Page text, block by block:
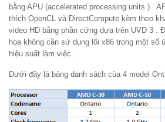
bằng APU (accelerated processing units ) .
thích OpenCL và DirectCompute kèm theo
video HD bằng phần cứng dựa trên UVD 3 .
họa không cần sử dụng lõi x86 trong một số
hiệu suất làm việc .
Dưới đây là bảng danh sách của 4 model